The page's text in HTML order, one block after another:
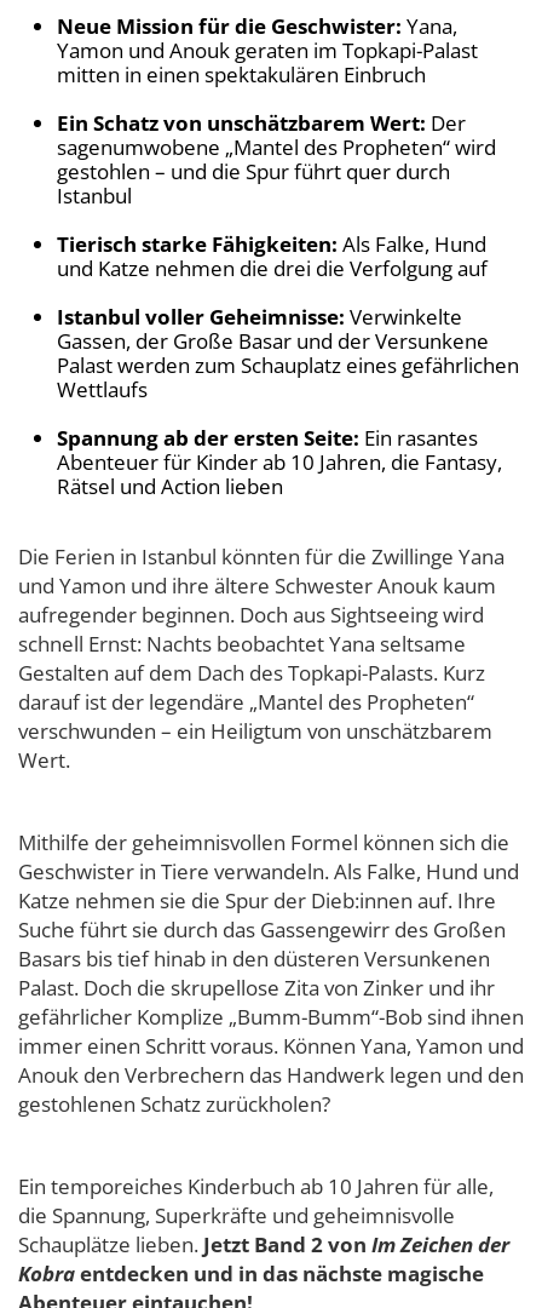
Neue Mission für die Geschwister: Yana,
Yamon und Anouk geraten im Topkapi-Palast
mitten in einen spektakulären Einbruch
Ein Schatz von unschätzbarem Wert: Der
sagenumwobene „Mantel des Propheten“ wird
gestohlen – und die Spur führt quer durch
Istanbul
Tierisch starke Fähigkeiten: Als Falke, Hund
und Katze nehmen die drei die Verfolgung auf
Istanbul voller Geheimnisse: Verwinkelte
Gassen, der Große Basar und der Versunkene
Palast werden zum Schauplatz eines gefährlichen
Wettlaufs
Spannung ab der ersten Seite: Ein rasantes
Abenteuer für Kinder ab 10 Jahren, die Fantasy,
Rätsel und Action lieben
Die Ferien in Istanbul könnten für die Zwillinge Yana
und Yamon und ihre ältere Schwester Anouk kaum
aufregender beginnen. Doch aus Sightseeing wird
schnell Ernst: Nachts beobachtet Yana seltsame
Gestalten auf dem Dach des Topkapi-Palasts. Kurz
darauf ist der legendäre „Mantel des Propheten“
verschwunden – ein Heiligtum von unschätzbarem
Wert.
Mithilfe der geheimnisvollen Formel können sich die
Geschwister in Tiere verwandeln. Als Falke, Hund und
Katze nehmen sie die Spur der Dieb:innen auf. Ihre
Suche führt sie durch das Gassengewirr des Großen
Basars bis tief hinab in den düsteren Versunkenen
Palast. Doch die skrupellose Zita von Zinker und ihr
gefährlicher Komplize „Bumm-Bumm“-Bob sind ihnen
immer einen Schritt voraus. Können Yana, Yamon und
Anouk den Verbrechern das Handwerk legen und den
gestohlenen Schatz zurückholen?
Ein temporeiches Kinderbuch ab 10 Jahren für alle,
die Spannung, Superkräfte und geheimnisvolle
Schauplätze lieben. Jetzt Band 2 von Im Zeichen der
Kobraentdecken und in das nächste magische